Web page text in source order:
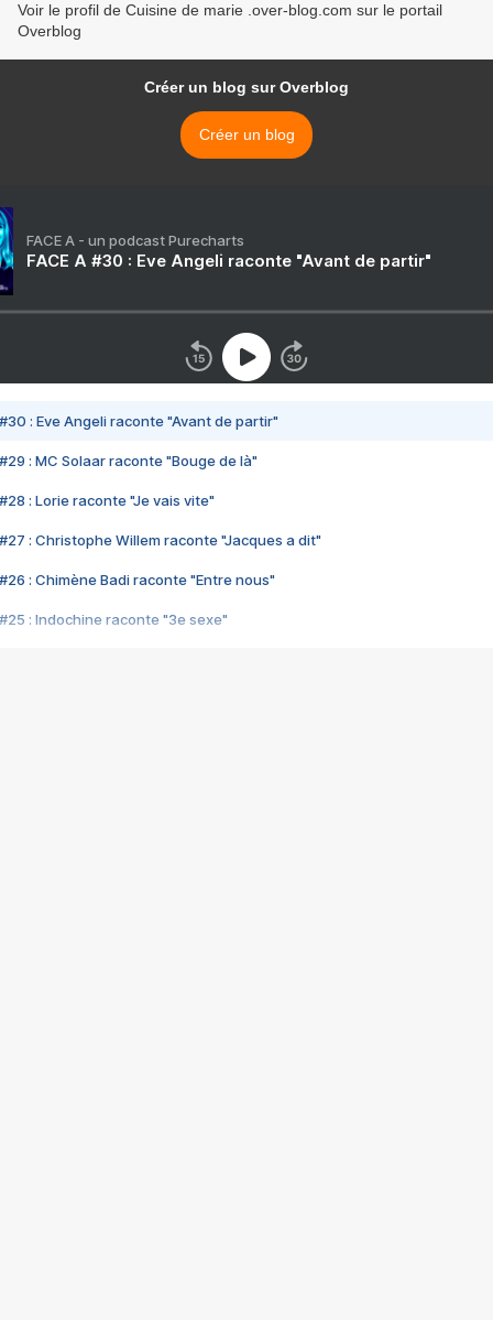
Voir le profil de Cuisine de marie .over-blog.com sur le portail
Overblog
Créer un blog sur Overblog
Créer un blog
FACE A - un podcast Purecharts
FACE A #30 : Eve Angeli raconte "Avant de partir"
#30 : Eve Angeli raconte "Avant de partir"
#29 : MC Solaar raconte "Bouge de là"
#28 : Lorie raconte "Je vais vite"
#27 : Christophe Willem raconte "Jacques a dit"
#26 : Chimène Badi raconte "Entre nous"
#25 : Indochine raconte "3e sexe"